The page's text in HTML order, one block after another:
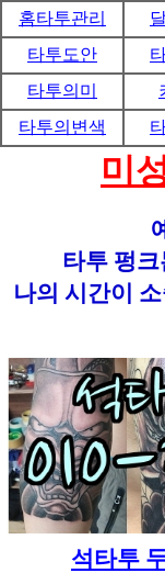
홈타투관리
타투도안
타투의미
타투의변색
미
타투 펑
나의 시간이
석타투